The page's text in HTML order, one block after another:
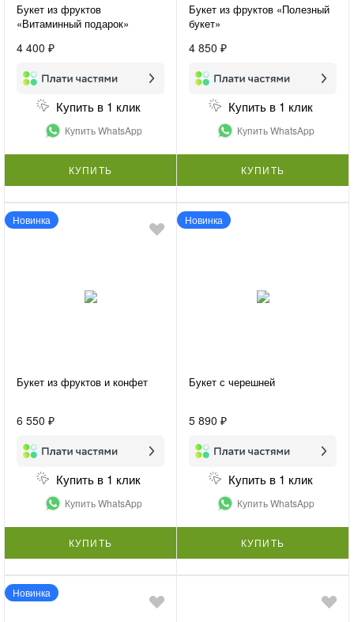
Букет из фруктов
«Витаминный подарок»
4 400 ₽
Купить в 1 клик
Купить WhatsApp
КУПИТЬ
Букет из фруктов «Полезный
букет»
4 850 ₽
Купить в 1 клик
Купить WhatsApp
КУПИТЬ
Новинка
Букет из фруктов и конфет
6 550 ₽
Купить в 1 клик
Купить WhatsApp
КУПИТЬ
Новинка
Букет с черешней
5 890 ₽
Купить в 1 клик
Купить WhatsApp
КУПИТЬ
Новинка